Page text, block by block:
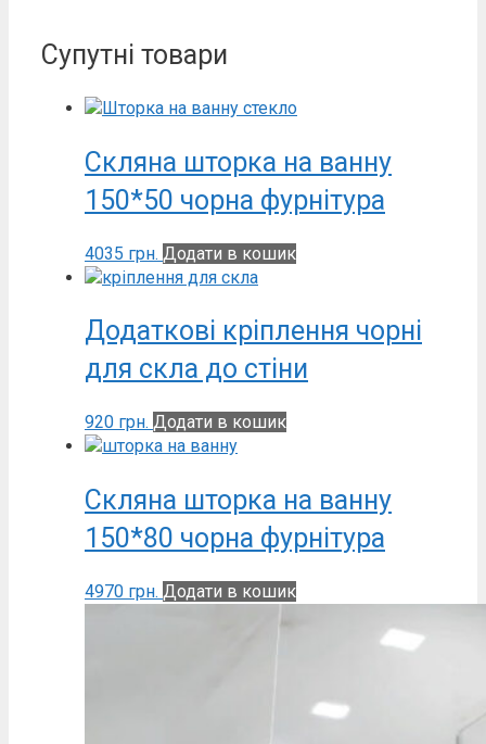
Супутні товари
Скляна шторка на ванну
150*50 чорна фурнітура
4035 грн. Додати в кошик
Додаткові кріплення чорні
для скла до стіни
920 грн. Додати в кошик
Скляна шторка на ванну
150*80 чорна фурнітура
4970 грн. Додати в кошик